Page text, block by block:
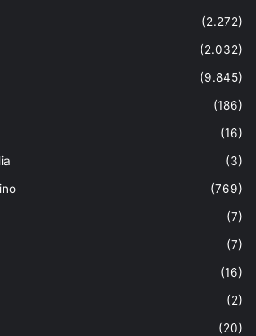
(2.272)
(2.032)
(9.845)
(186)
(16)
(3)
(769)
(7)
(7)
(16)
(2)
(20)